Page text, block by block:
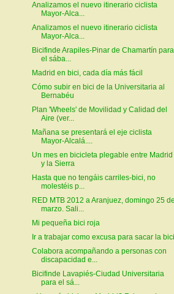
Analizamos el nuevo itinerario ciclista
Mayor-Alca...
Analizamos el nuevo itinerario ciclista
Mayor-Alca...
Bicifinde Arapiles-Pinar de Chamartín para
el sába...
Madrid en bici, cada día más fácil
Cómo subir en bici de la Universitaria al
Bernabéu
Plan 'Wheels' de Movilidad y Calidad del
Aire (ver...
Mañana se presentará el eje ciclista
Mayor-Alcalá....
Un mes en bicicleta plegable entre Madrid
y la Sierra
Hasta que no tengáis carriles-bici, no
molestéis p...
RED MTB 2012 a Aranjuez, domingo 25 de
marzo. Sali...
Mi pequeña bici roja
Ir a trabajar como excusa para sacar la bici
Colabora acompañando a personas con
discapacidad e...
Bicifinde Lavapiés-Ciudad Universitaria
para el sá...